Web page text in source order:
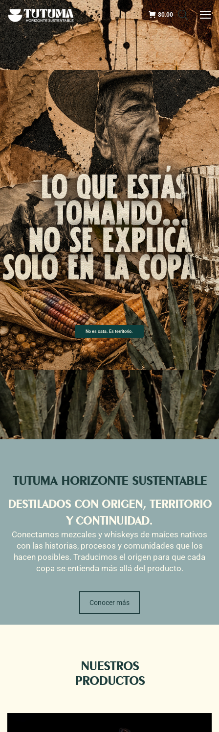
$0.00
No es cata. Es territorio.
TUTUMA HORIZONTE SUSTENTABLE
DESTILADOS CON ORIGEN, TERRITORIO
Y CONTINUIDAD.
Conectamos mezcales y whiskeys de maíces nativos
con las historias, procesos y comunidades que los
hacen posibles. Traducimos el origen para que cada
copa se entienda más allá del producto.
Conocer más
NUESTROS
PRODUCTOS